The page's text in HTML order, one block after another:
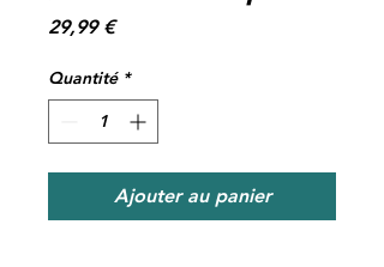
29,99 €Prix
Quantité *
Ajouter au panier